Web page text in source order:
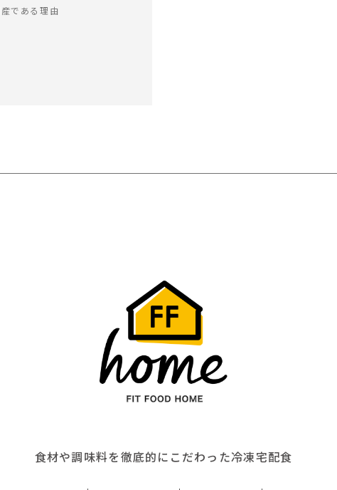
である理由
食材や調味料を徹底的にこだわった冷凍宅配食